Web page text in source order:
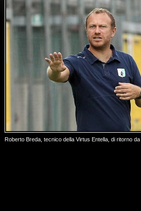
Roberto Breda, tecnico della Virtus Entella, di ritorno